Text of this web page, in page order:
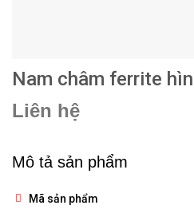
Nam châm ferrite
Liên hệ
Mô tả sản phẩm
Mã sản phẩm